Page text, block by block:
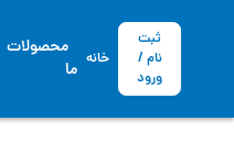
ثبت
نام /
ورود
خانه
محصولات
ما